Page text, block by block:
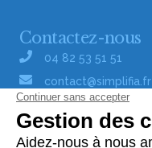
Contactez-nous
04 82 53 51 51
contact@simplifia.fr
Réseaux sociaux